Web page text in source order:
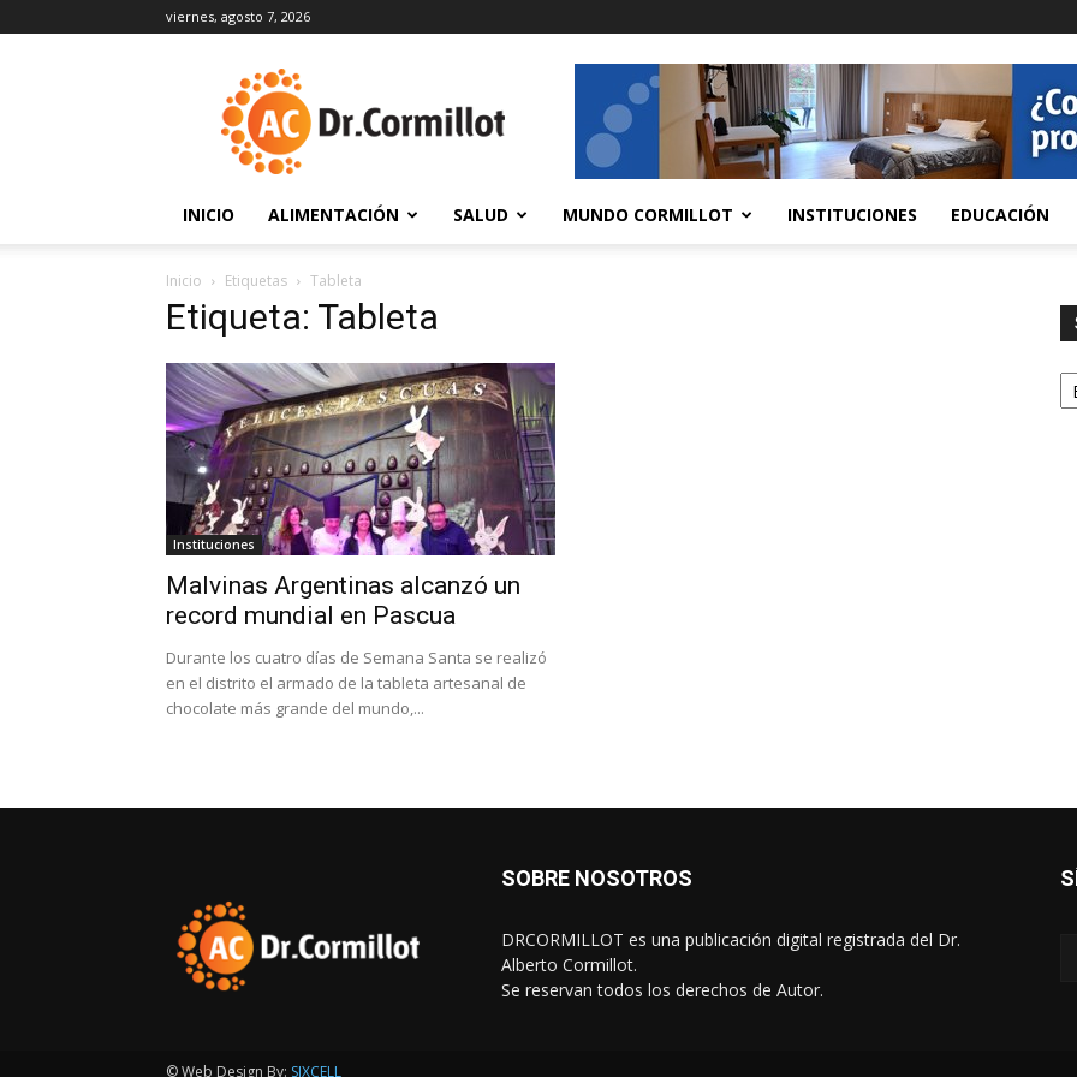
viernes, agosto 7, 2026
INICIO ALIMENTACIÓN SALUD MUNDO CORMILLOT INSTITUCIONES EDUCACIÓN
Inicio Etiquetas Tableta
Etiqueta: Tableta
Instituciones
Malvinas Argentinas alcanzó un
record mundial en Pascua
Durante los cuatro días de Semana Santa se realizó
en el distrito el armado de la tableta artesanal de
chocolate más grande del mundo,...
SOBRE NOSOTROS
DRCORMILLOT es una publicación digital registrada del Dr.
Alberto Cormillot.
Se reservan todos los derechos de Autor.
© Web Design By: SIXCELL